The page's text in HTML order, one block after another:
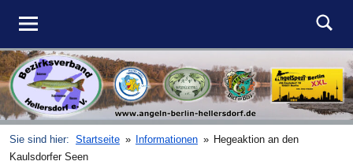
Inhalt
springen
DAV
BV
Hellersdorf
e.V.
Berlin-
Hellersdorf
Sie sind hier: Startseite Informationen
Hegeaktion an den
Kaulsdorfer Seen